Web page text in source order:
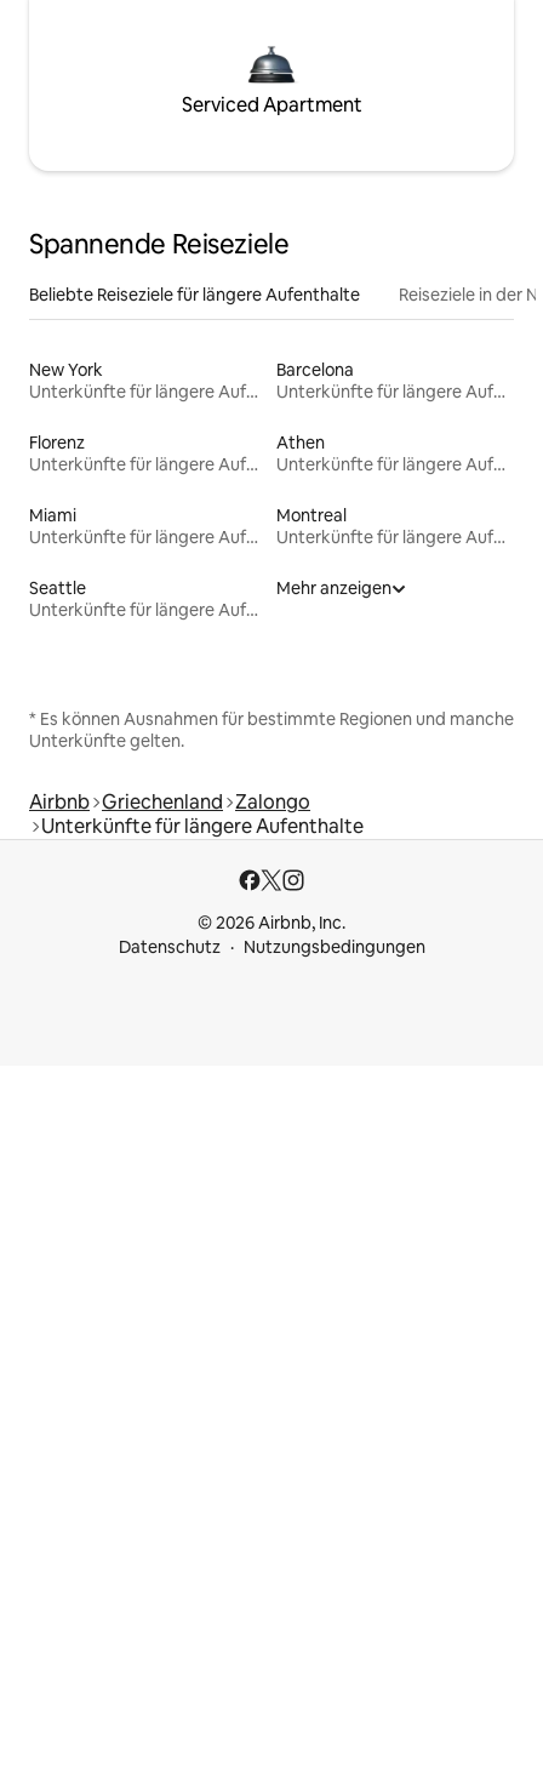
Serviced Apartment
Spannende Reiseziele
Beliebte Reiseziele für längere Aufenthalte Reiseziele in der
New York
Unterkünfte für längere Aufenthalte
Barcelona
Unterkünfte für längere Aufenthalte
Florenz
Unterkünfte für längere Aufenthalte
Athen
Unterkünfte für längere Aufenthalte
Miami
Unterkünfte für längere Aufenthalte
Montreal
Unterkünfte für längere Aufenthalte
Seattle
Unterkünfte für längere Aufenthalte
Mehr anzeigen
* Es können Ausnahmen für bestimmte Regionen und manche
Unterkünfte gelten.
Airbnb Griechenland Zalongo
Unterkünfte für längere Aufenthalte
© 2026 Airbnb, Inc.
Datenschutz
Nutzungsbedingungen